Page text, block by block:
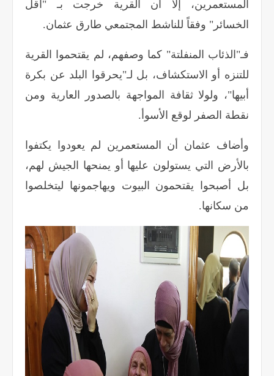
المستعمرين، إلا أن القرية خرجت بـ "أقل
الخسائر" وفقاً للناشط المجتمعي طارق عثمان.
فـ"الذئاب المنفلتة" كما وصفهم، لم يقتحموا القرية
للتنزه أو الاستكشاف، بل لـ"يحرقوا البلد عن بكرة
أبيها"، ولولا ثقافة المواجهة بالصدور العارية ومن
نقطة الصفر لوقع الأسوأ .
وأضاف عثمان أن المستعمرين لم يعودوا يكتفوا
بالأرض التي يستولون عليها أو يمنحها الجيش لهم،
بل أصبحوا يقتحمون البيوت ويهاجمونها ليتخلصوا
من سكانها.